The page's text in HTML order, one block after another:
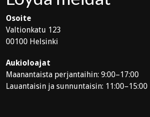
Osoite
Valtionkatu 123
00100 Helsinki
Aukioloajat
Maanantaista perjantaihin: 9:00–17:00
Lauantaisin ja sunnuntaisin: 11:00–15:00